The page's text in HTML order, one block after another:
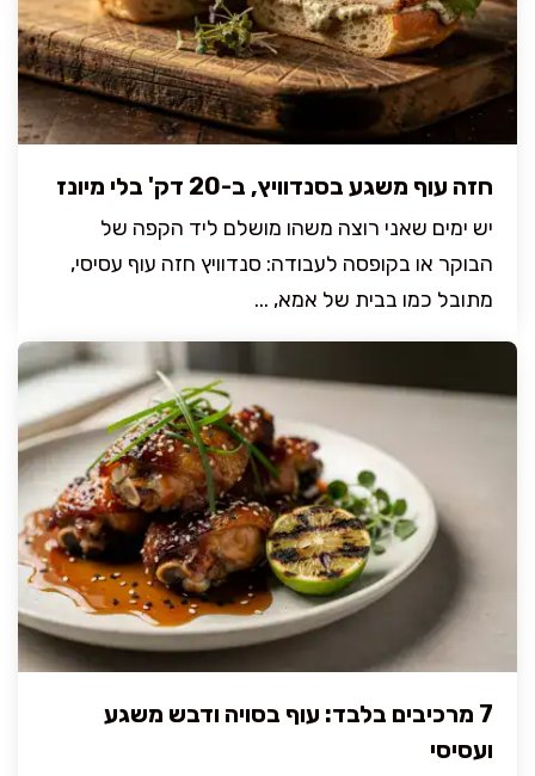
חזה עוף משגע בסנדוויץ, ב-20 דק' בלי מיונז
יש ימים שאני רוצה משהו מושלם ליד הקפה של
הבוקר או בקופסה לעבודה: סנדוויץ חזה עוף עסיסי,
מתובל כמו בבית של אמא, ...
7 מרכיבים בלבד: עוף בסויה ודבש משגע
ועסיסי